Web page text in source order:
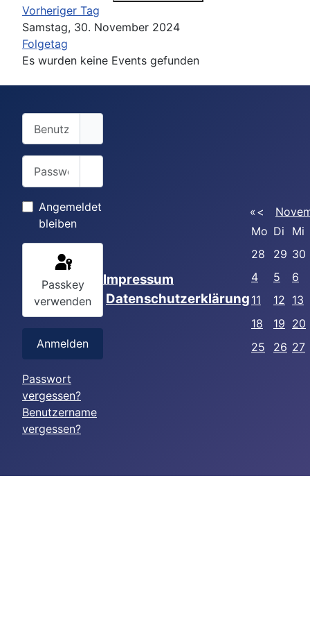
Vorheriger Tag
Samstag, 30. November 2024
Folgetag
Es wurden keine Events gefunden
Angemeldet
bleiben
Passkey
verwenden
Anmelden
Passwort
vergessen?
Benutzername
vergessen?
Impressum
Datenschutzerklärung
«<
Mo Di
Mi
28
29 30
4
5
6
11
12 13
18
19 20
25
26 27